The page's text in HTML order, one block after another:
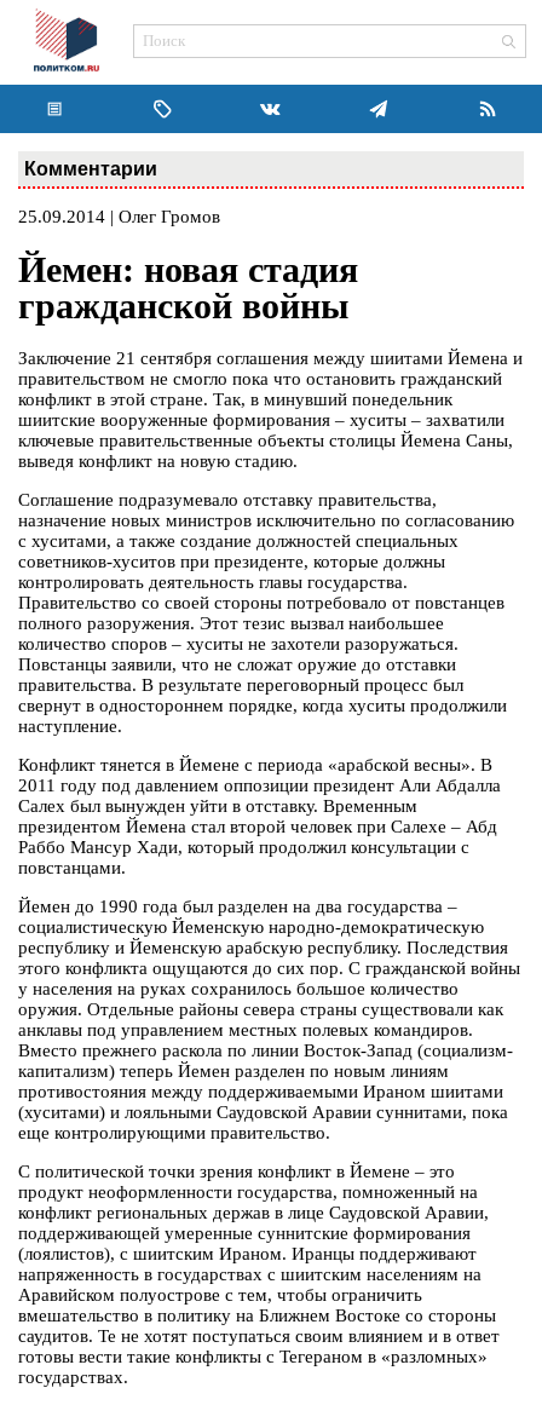
Комментарии
25.09.2014 | Олег Громов
Йемен: новая стадия
гражданской войны
Заключение 21 сентября соглашения между шиитами Йемена и
правительством не смогло пока что остановить гражданский
конфликт в этой стране. Так, в минувший понедельник
шиитские вооруженные формирования – хуситы – захватили
ключевые правительственные объекты столицы Йемена Саны,
выведя конфликт на новую стадию.
Соглашение подразумевало отставку правительства,
назначение новых министров исключительно по согласованию
с хуситами, а также создание должностей специальных
советников-хуситов при президенте, которые должны
контролировать деятельность главы государства.
Правительство со своей стороны потребовало от повстанцев
полного разоружения. Этот тезис вызвал наибольшее
количество споров – хуситы не захотели разоружаться.
Повстанцы заявили, что не сложат оружие до отставки
правительства. В результате переговорный процесс был
свернут в одностороннем порядке, когда хуситы продолжили
наступление.
Конфликт тянется в Йемене с периода «арабской весны». В
2011 году под давлением оппозиции президент Али Абдалла
Салех был вынужден уйти в отставку. Временным
президентом Йемена стал второй человек при Салехе – Абд
Раббо Мансур Хади, который продолжил консультации с
повстанцами.
Йемен до 1990 года был разделен на два государства –
социалистическую Йеменскую народно-демократическую
республику и Йеменскую арабскую республику. Последствия
этого конфликта ощущаются до сих пор. С гражданской войны
у населения на руках сохранилось большое количество
оружия. Отдельные районы севера страны существовали как
анклавы под управлением местных полевых командиров.
Вместо прежнего раскола по линии Восток-Запад (социализм-
капитализм) теперь Йемен разделен по новым линиям
противостояния между поддерживаемыми Ираном шиитами
(хуситами) и лояльными Саудовской Аравии суннитами, пока
еще контролирующими правительство.
С политической точки зрения конфликт в Йемене – это
продукт неоформленности государства, помноженный на
конфликт региональных держав в лице Саудовской Аравии,
поддерживающей умеренные суннитские формирования
(лоялистов), с шиитским Ираном. Иранцы поддерживают
напряженность в государствах с шиитским населениям на
Аравийском полуострове с тем, чтобы ограничить
вмешательство в политику на Ближнем Востоке со стороны
саудитов. Те не хотят поступаться своим влиянием и в ответ
готовы вести такие конфликты с Тегераном в «разломных»
государствах.